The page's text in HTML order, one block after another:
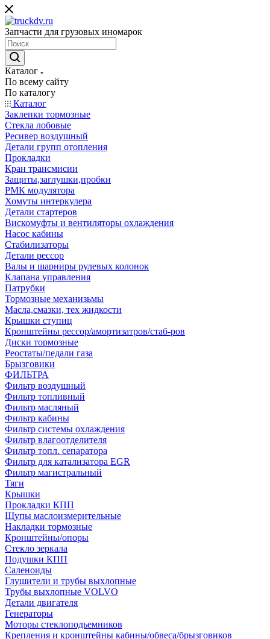
Запчасти для грузовых иномарок
Каталог
По всему сайту
По каталогу
Каталог
Заклепки тормозные
Стекла лобовые
Ресивер воздушный
Детали групп отопления
Прокладки
Кран трансмисии
Защиты,заглушки,пробки
РМК модулятора
Хомуты интеркулера
Детали стартеров
Вискомуфты и вентиляторы охлаждения
Насос кабины
Стабилизаторы
Детали рессор
Валы и шарниры рулевых колонок
Клапана управления
Патрубки
Тормозные механизьмы
Масла,смазки, тех жидкости
Крышки ступиц
Кронштейны рессор/амортизатров/стаб-ров
Диски тормозные
Реостаты/педали газа
Брызговики
ФИЛЬТРА
Фильтр воздушный
Фильтр топливный
Фильтр масляный
Фильтр кабины
Фильтр системы охлаждения
Фильтр влагоотделителя
Фильтр топл. сепаратора
Фильтр для катализатора EGR
Фильтр магистральный
Тяги
Крышки
Прокладки КПП
Щупы маслоизмерительные
Накладки тормозные
Кронштейны/опоры
Стекло зеркала
Подушки КПП
Саленоиды
Глушители и трубы выхлопные
Трубы выхлопные VOLVO
Детали двигателя
Генераторы
Моторы стеклоподьемников
Крепления и кронштейны кабины/обвеса/брызговиков